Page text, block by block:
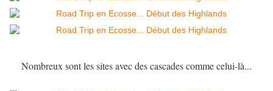
Nombreux sont les sites avec des cascades comme celui-là...